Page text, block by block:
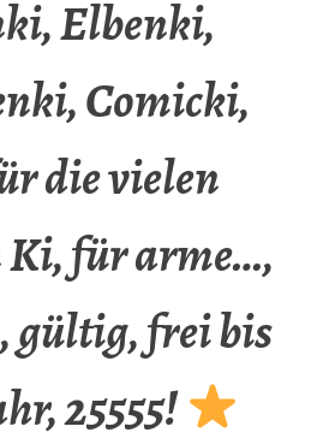
Elbenki,
Comicki,
die vielen
Ki, für arme…,
gültig, frei bis
25555!